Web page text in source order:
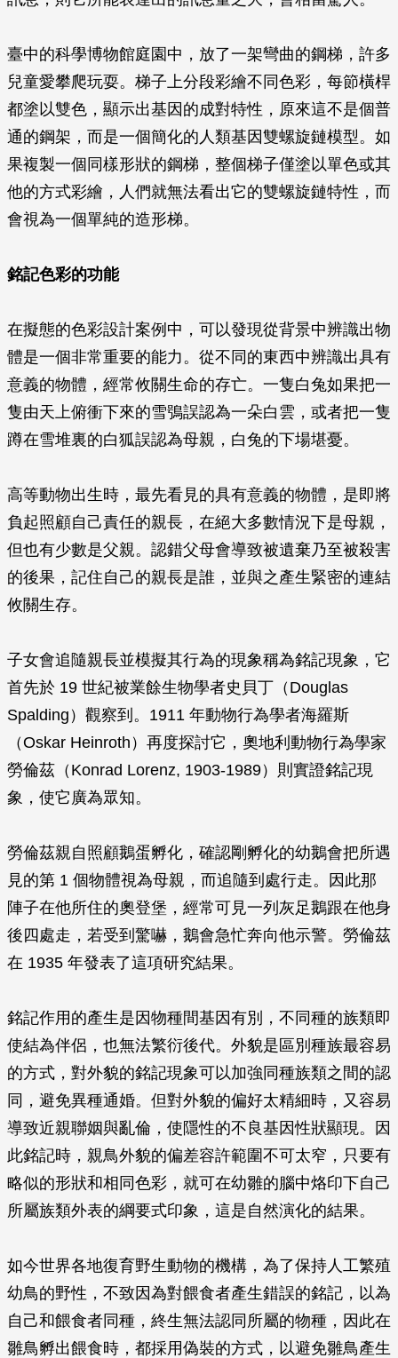
臺中的科學博物館庭園中，放了一架彎曲的鋼梯，許多
兒童愛攀爬玩耍。梯子上分段彩繪不同色彩，每節橫桿
都塗以雙色，顯示出基因的成對特性，原來這不是個普
通的鋼架，而是一個簡化的人類基因雙螺旋鏈模型。如
果複製一個同樣形狀的鋼梯，整個梯子僅塗以單色或其
他的方式彩繪，人們就無法看出它的雙螺旋鏈特性，而
會視為一個單純的造形梯。
銘記色彩的功能
在擬態的色彩設計案例中，可以發現從背景中辨識出物
體是一個非常重要的能力。從不同的東西中辨識出具有
意義的物體，經常攸關生命的存亡。一隻白兔如果把一
隻由天上俯衝下來的雪鴞誤認為一朵白雲，或者把一隻
蹲在雪堆裏的白狐誤認為母親，白兔的下場堪憂。
高等動物出生時，最先看見的具有意義的物體，是即將
負起照顧自己責任的親長，在絕大多數情況下是母親，
但也有少數是父親。認錯父母會導致被遺棄乃至被殺害
的後果，記住自己的親長是誰，並與之產生緊密的連結
攸關生存。
子女會追隨親長並模擬其行為的現象稱為銘記現象，它
首先於 19 世紀被業餘生物學者史貝丁（Douglas
Spalding）觀察到。1911 年動物行為學者海羅斯
（Oskar Heinroth）再度探討它，奧地利動物行為學家
勞倫茲（Konrad Lorenz, 1903-1989）則實證銘記現
象，使它廣為眾知。
勞倫茲親自照顧鵝蛋孵化，確認剛孵化的幼鵝會把所遇
見的第 1 個物體視為母親，而追隨到處行走。因此那
陣子在他所住的奧登堡，經常可見一列灰足鵝跟在他身
後四處走，若受到驚嚇，鵝會急忙奔向他示警。勞倫茲
在 1935 年發表了這項研究結果。
銘記作用的產生是因物種間基因有別，不同種的族類即
使結為伴侶，也無法繁衍後代。外貌是區別種族最容易
的方式，對外貌的銘記現象可以加強同種族類之間的認
同，避免異種通婚。但對外貌的偏好太精細時，又容易
導致近親聯姻與亂倫，使隱性的不良基因性狀顯現。因
此銘記時，親鳥外貌的偏差容許範圍不可太窄，只要有
略似的形狀和相同色彩，就可在幼雛的腦中烙印下自己
所屬族類外表的綱要式印象，這是自然演化的結果。
如今世界各地復育野生動物的機構，為了保持人工繁殖
幼鳥的野性，不致因為對餵食者產生錯誤的銘記，以為
自己和餵食者同種，終生無法認同所屬的物種，因此在
雛鳥孵出餵食時，都採用偽裝的方式，以避免雛鳥產生